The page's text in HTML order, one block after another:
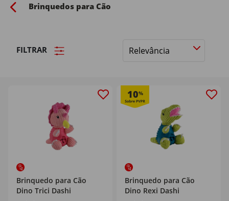
Brinquedos para Cão
FILTRAR
Ordenar
Brinquedo para Cão
Dino Trici Dashi
10%
Brinquedo para Cão
Dino Rexi Dashi